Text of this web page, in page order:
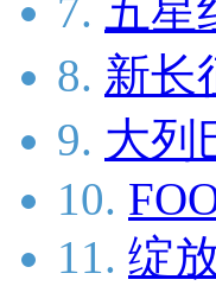
7. 五星
8. 新长
9. 大列
10.
11. 绽